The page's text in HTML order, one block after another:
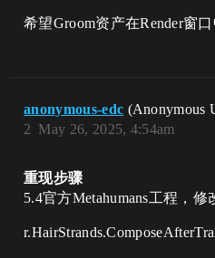
希望Groom资产在Render窗
anonymous-edc (Anonymous
May 26, 2025, 4:54am
2
重现步骤
5.4官方Metahumans工程，